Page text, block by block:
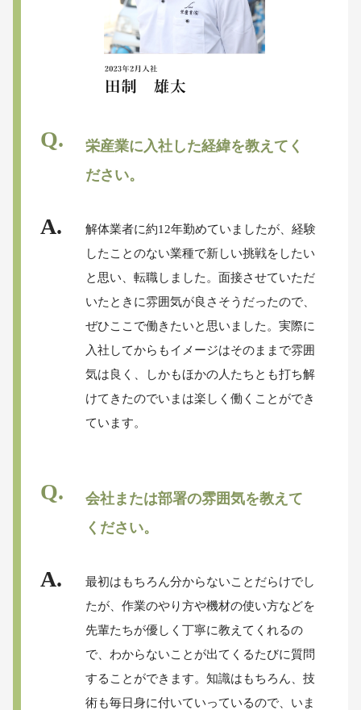
栄産業に入社した経緯を教えてく
ださい。
解体業者に約12年勤めていましたが、経験
したことのない業種で新しい挑戦をしたい
と思い、転職しました。面接させていただ
いたときに雰囲気が良さそうだったので、
ぜひここで働きたいと思いました。実際に
入社してからもイメージはそのままで雰囲
気は良く、しかもほかの人たちとも打ち解
けてきたのでいまは楽しく働くことができ
ています。
会社または部署の雰囲気を教えて
ください。
最初はもちろん分からないことだらけでし
たが、作業のやり方や機材の使い方などを
先輩たちが優しく丁寧に教えてくれるの
で、わからないことが出てくるたびに質問
することができます。知識はもちろん、技
術も毎日身に付いていっているので、いま